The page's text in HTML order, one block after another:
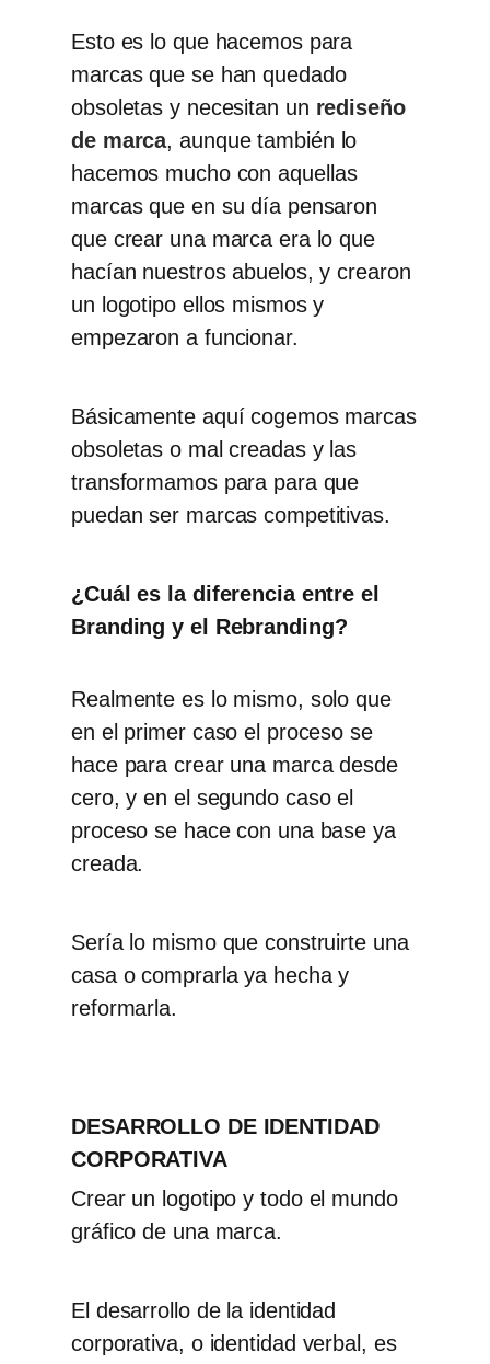
Esto es lo que hacemos para
marcas que se han quedado
obsoletas y necesitan un rediseño
de marca,aunque también lo
hacemos mucho con aquellas
marcas que en su día pensaron
que crear una marca era lo que
hacían nuestros abuelos, y crearon
un logotipo ellos mismos y
empezaron a funcionar.
Básicamente aquí cogemos marcas
obsoletas o mal creadas y las
transformamos para para que
puedan ser marcas competitivas.
¿Cuál es la diferencia entre el
Branding y el Rebranding?
Realmente es lo mismo, solo que
en el primer caso el proceso se
hace paracrear una marca desde
cero,y en el segundo caso el
proceso se hace con una base ya
creada.
Sería lo mismo que construirte una
casa o comprarla ya hecha y
reformarla.
DESARROLLO DE IDENTIDAD
CORPORATIVA
Crear un logotipo y todo el mundo
gráfico de una marca.
El desarrollo de la identidad
corporativa, o identidad verbal, es